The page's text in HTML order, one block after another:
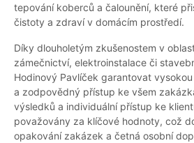
tepování koberců a čalounění, které
čistoty a zdraví v domácím prostředí.
Díky dlouholetým zkušenostem v
zámečnictví, elektroinstalace či
Hodinový Pavlíček garantovat
a zodpovědný přístup ke všem
výsledků a individuální přístup ke
považovány za klíčové hodnoty, což
opakování zakázek a četná osobní